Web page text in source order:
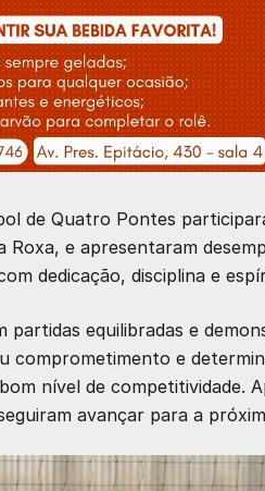
de Quatro Pontes
Roxa, e apresentaram
dedicação, disciplina e
partidas equilibradas e
comprometimento e
nível de competitividade.
avançar para a